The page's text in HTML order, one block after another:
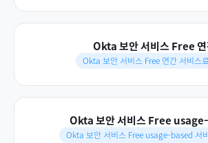
Okta 보안 서비스 Free
Okta 보안 서비스 Free 연간 서비스
Okta 보안 서비스 Free
Okta 보안 서비스 Free usage-based 서